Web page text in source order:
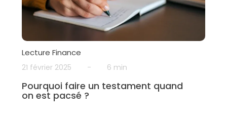
Lecture Finance
21 février 2025 - 6 min
Pourquoi faire un testament quand
on est pacsé ?